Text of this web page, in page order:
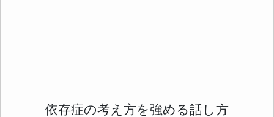
依存症の考え方を強める話し方